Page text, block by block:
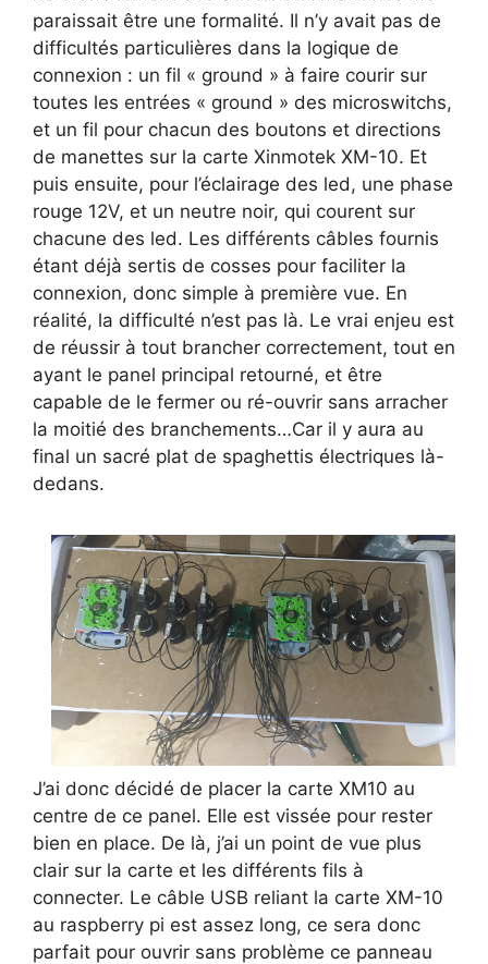
paraissait être une formalité. Il n’y avait pas de
difficultés particulières dans la logique de
connexion : un fil « ground » à faire courir sur
toutes les entrées « ground » des microswitchs,
et un fil pour chacun des boutons et directions
de manettes sur la carte Xinmotek XM-10. Et
puis ensuite, pour l’éclairage des led, une phase
rouge 12V, et un neutre noir, qui courent sur
chacune des led. Les différents câbles fournis
étant déjà sertis de cosses pour faciliter la
connexion, donc simple à première vue. En
réalité, la difficulté n’est pas là. Le vrai enjeu est
de réussir à tout brancher correctement, tout en
ayant le panel principal retourné, et être
capable de le fermer ou ré-ouvrir sans arracher
la moitié des branchements…Car il y aura au
final un sacré plat de spaghettis électriques là-
dedans.
J’ai donc décidé de placer la carte XM10 au
centre de ce panel. Elle est vissée pour rester
bien en place. De là, j’ai un point de vue plus
clair sur la carte et les différents fils à
connecter. Le câble USB reliant la carte XM-10
au raspberry pi est assez long, ce sera donc
parfait pour ouvrir sans problème ce panneau